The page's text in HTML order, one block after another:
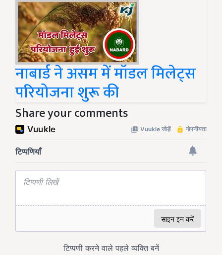
नाबार्ड ने असम में मॉडल मिलेट्स
परियोजना शुरू की
Share your comments